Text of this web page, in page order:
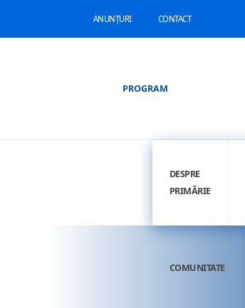
ANUNȚURI CONTACT
PROGRAM
DESPRE
PRIMĂRIE
COMUNITATE